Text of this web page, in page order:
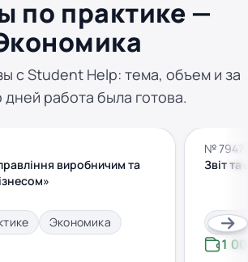
по практике —
с Student Help: тема, объем и за
дней работа была готова.
виробничим та
Экономика
№
Звіт
1